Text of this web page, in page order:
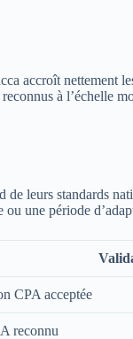
accroît nettement
à l’échelle
leurs standards
une période
CPA acceptée
reconnu